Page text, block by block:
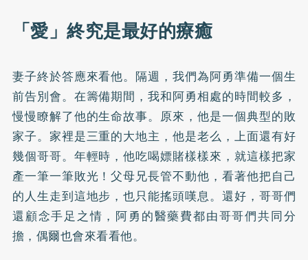
「愛」終究是最好的療癒
妻子終於答應來看他。隔週，我們為阿勇準備一個生
前告別會。在籌備期間，我和阿勇相處的時間較多，
慢慢瞭解了他的生命故事。原來，他是一個典型的敗
家子。家裡是三重的大地主，他是老么，上面還有好
幾個哥哥。年輕時，他吃喝嫖賭樣樣來，就這樣把家
產一筆一筆敗光！父母兄長管不動他，看著他把自己
的人生走到這地步，也只能搖頭嘆息。還好，哥哥們
還顧念手足之情，阿勇的醫藥費都由哥哥們共同分
擔，偶爾也會來看看他。